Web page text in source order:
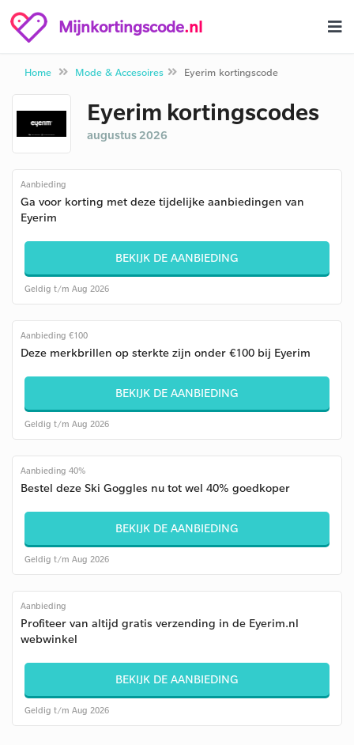
Mijnkortingscode.nl
Home Mode & Accesoires Eyerim kortingscode
Eyerim kortingscodes
augustus 2026
Aanbieding
Ga voor korting met deze tijdelijke aanbiedingen van
Eyerim
BEKIJK DE AANBIEDING
Geldig t/m Aug 2026
Aanbieding €100
Deze merkbrillen op sterkte zijn onder €100 bij Eyerim
BEKIJK DE AANBIEDING
Geldig t/m Aug 2026
Aanbieding 40%
Bestel deze Ski Goggles nu tot wel 40% goedkoper
BEKIJK DE AANBIEDING
Geldig t/m Aug 2026
Aanbieding
Profiteer van altijd gratis verzending in de Eyerim.nl
webwinkel
BEKIJK DE AANBIEDING
Geldig t/m Aug 2026